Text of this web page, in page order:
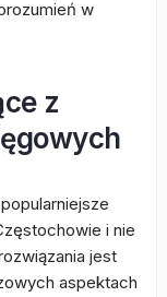
w
z
i nie
jest
aspektach